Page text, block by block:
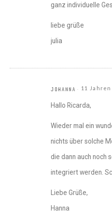
ganz individuelle
liebe grüße
julia
JOHANNA 11 Jahren
Hallo Ricarda,
Wieder mal ein
nichts über solche
die dann auch noch
integriert werden.
Liebe Grüße,
Hanna